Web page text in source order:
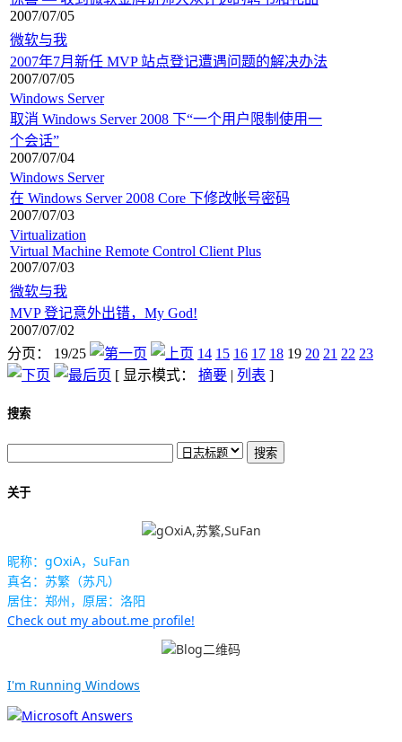
2007/07/05
微软与我
2007年7月新任 MVP 站点登记遭遇问题的解决办法
2007/07/05
Windows Server
取消 Windows Server 2008 下“一个用户限制使用一
个会话”
2007/07/04
Windows Server
在 Windows Server 2008 Core 下修改帐号密码
2007/07/03
Virtualization
Virtual Machine Remote Control Client Plus
2007/07/03
微软与我
MVP 登记意外出错，My God!
2007/07/02
分页： 19/25
14 15 16 17 18 19 20 21 22 23
[ 显示模式： 摘要 | 列表 ]
搜索
关于
昵称：gOxiA，SuFan
真名：苏繁（苏凡）
居住：郑州，原居：洛阳
Check out my about.me profile!
I'm Running Windows